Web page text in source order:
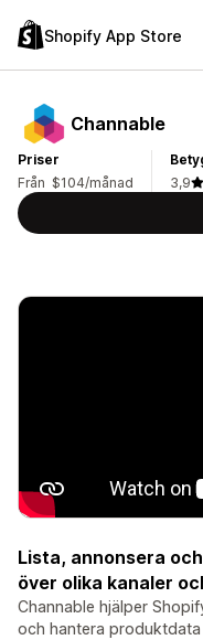
Shopify App Store
Channable
Priser
Från $104/månad
3,9
Lista, annonsera
över olika kanaler
Channable hjälper
och hantera